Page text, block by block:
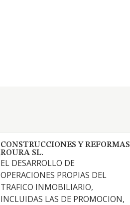
CONSTRUCCIONES Y REFORMAS
ROURA SL.
EL DESARROLLO DE
OPERACIONES PROPIAS DEL
TRAFICO INMOBILIARIO,
INCLUIDAS LAS DE PROMOCION,